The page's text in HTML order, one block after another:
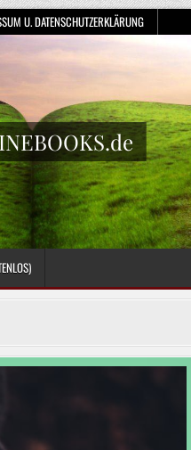
U. DATENSCHUTZERKLÄRUNG